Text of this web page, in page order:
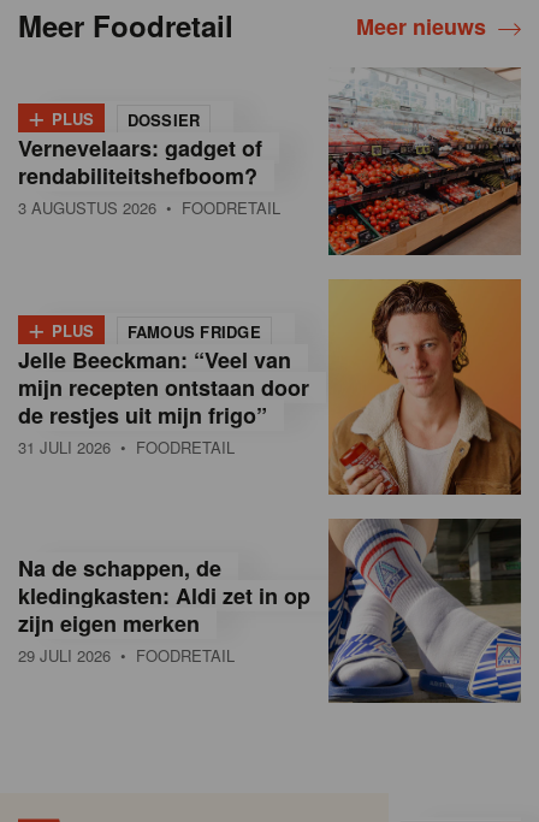
Meer Foodretail Meer nieuws
+ PLUS DOSSIER
Vernevelaars: gadget of
rendabiliteitshefboom?
3 AUGUSTUS 2026 • FOODRETAIL
+ PLUS FAMOUS FRIDGE
Jelle Beeckman: “Veel van
mijn recepten ontstaan door
de restjes uit mijn frigo”
31 JULI 2026 • FOODRETAIL
Na de schappen, de
kledingkasten: Aldi zet in op
zijn eigen merken
29 JULI 2026 • FOODRETAIL